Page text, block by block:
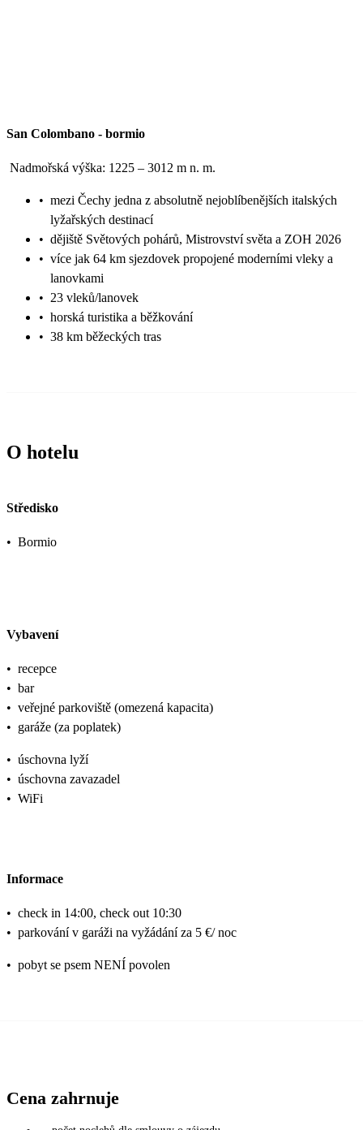
San Colombano - bormio
Nadmořská výška: 1225 – 3012 m n. m.
• mezi Čechy jedna z absolutně nejoblíbenějších italských
lyžařských destinací
• dějiště Světových pohárů, Mistrovství světa a ZOH 2026
• více jak 64 km sjezdovek propojené moderními vleky a
lanovkami
• 23 vleků/lanovek
• horská turistika a běžkování
• 38 km běžeckých tras
O hotelu
Středisko
• Bormio
Vybavení
• recepce
• bar
• veřejné parkoviště (omezená kapacita)
• garáže (za poplatek)
• úschovna lyží
• úschovna zavazadel
• WiFi
Informace
• check in 14:00, check out 10:30
• parkování v garáži na vyžádání za 5 €/ noc
• pobyt se psem NENÍ povolen
Cena zahrnuje